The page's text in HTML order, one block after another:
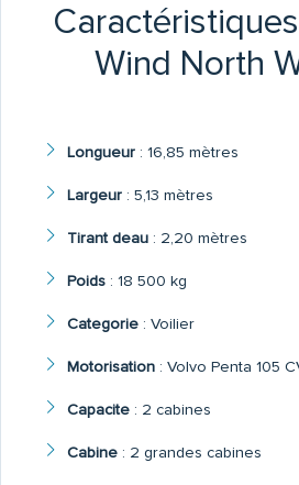
Wind North
Longueur: 16,85 mètres
Largeur: 5,13 mètres
Tirant deau: 2,20 mètres
Poids: 18 500 kg
Categorie: Voilier
Motorisation: Volvo Penta 105
Capacite: 2 cabines
Cabine: 2 grandes cabines